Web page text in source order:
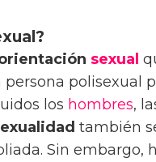
sexual
polisexual
los hombres,
también
Sin embargo,